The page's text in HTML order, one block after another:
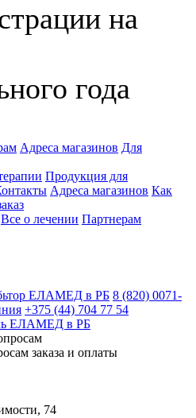
на
года
Адреса магазинов Для
Продукция для
Адреса магазинов Как
Все о лечении Партнерам
ЕЛАМЕД в РБ 8 (820) 0071-
+375 (44) 704 77 54
ЕЛАМЕД в РБ
заказа и оплаты
74